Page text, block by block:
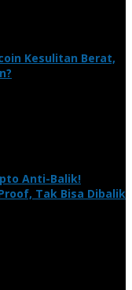
Kesulitan Berat,
Anti-Balik!
Tak Bisa Dibalik